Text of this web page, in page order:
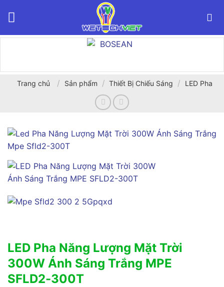
Trang chủ / Sản phẩm / Thiết Bị Chiếu Sáng / LED Pha
LED Pha Năng Lượng Mặt Trời
300W Ánh Sáng Trắng MPE
SFLD2-300T